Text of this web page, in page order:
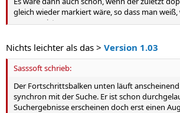
gleich wieder markiert wäre, so dass man
gewesen ist.
Nichts leichter als das > Version 1.03
Sasssoft schrieb:
Der Fortschrittsbalken unten läuft
synchron mit der Suche. Er ist schon
Suchergebnisse erscheinen doch erst einen